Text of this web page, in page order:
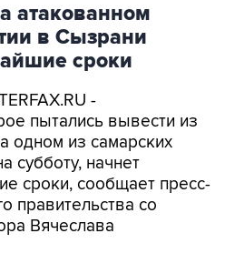
атакованном
в Сызрани
сроки
-
пытались вывести из
одном из самарских
субботу, начнет
сроки, сообщает пресс-
правительства со
Вячеслава